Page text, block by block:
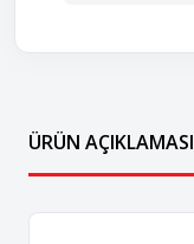
ÜRÜN AÇIKLAMASI